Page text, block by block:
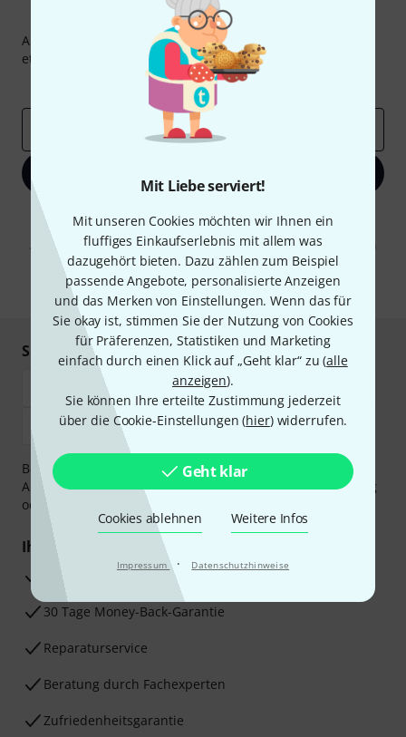
Mit Liebe serviert!
Mit unseren Cookies möchten wir Ihnen ein
fluffiges Einkaufserlebnis mit allem was
dazugehört bieten. Dazu zählen zum Beispiel
passende Angebote, personalisierte Anzeigen
und das Merken von Einstellungen. Wenn das für
Sie okay ist, stimmen Sie der Nutzung von Cookies
für Präferenzen, Statistiken und Marketing
einfach durch einen Klick auf „Geht klar“ zu (alle
anzeigen).
Sie können Ihre erteilte Zustimmung jederzeit
über die Cookie-Einstellungen (hier) widerrufen.
Geht klar
Cookies ablehnen Weitere Infos
Impressum · Datenschutzhinweise
Thomann Newsletter
Abonniere den Thomann Newsletter und gewinne mit
etwas Glück einen von
50 Gutscheinenüber jeweils
Inspirierende Beiträge
Deals
Mit Klick auf „Jetzt anmelden“ stimmen Sie dem Erhalt von E-Mail-
Werbung und einer Messung des E-Mail-Nutzungsverhaltens zu. Die
Abmeldung ist jederzeit möglich. Weitere Informationen finden Sie in
unserenDatenschutzhinweisen.
* Pflichtfeld
Sicher einkaufen & bezahlen
Bezahlen Sie vertraulich und sicher per Vorkasse, PayPal,
Amazon Pay,Klarna Sofort bezahlen,Klarna Ratenzahlung
oder Kreditkarte.
Ihre Vorteile
3 Jahre Thomann Garantie
30 Tage Money-Back-Garantie
Reparaturservice
Beratung durch Fachexperten
Zufriedenheitsgarantie